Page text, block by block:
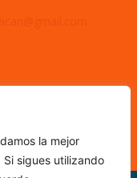
la mejor
sigues utilizando